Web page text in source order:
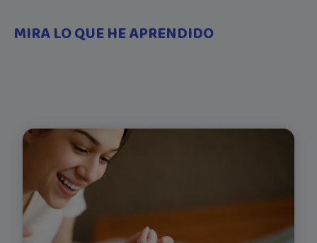
MIRA LO QUE HE APRENDIDO